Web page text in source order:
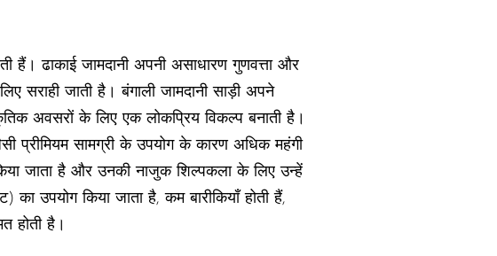
हैं। ढाकाई जामदानी अपनी असाधारण गुणवत्ता और
सराही जाती है। बंगाली जामदानी साड़ी अपने
अवसरों के लिए एक लोकप्रिय विकल्प बनाती है।
प्रीमियम सामग्री के उपयोग के कारण अधिक महंगी
जाता है और उनकी नाजुक शिल्पकला के लिए उन्हें
उपयोग किया जाता है, कम बारीकियाँ होती हैं,
होती है।